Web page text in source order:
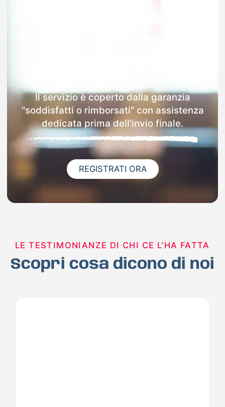
Il servizio è coperto dalla garanzia
"soddisfatti o rimborsati" con assistenza
dedicata prima dell'invio finale.
REGISTRATI ORA
LE TESTIMONIANZE DI CHI CE L'HA FATTA
Scopri cosa dicono di noi